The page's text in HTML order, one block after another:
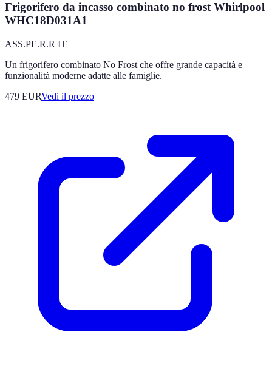
Frigorifero da incasso combinato no frost Whirlpool
WHC18D031A1
ASS.PE.R.R IT
Un frigorifero combinato No Frost che offre grande capacità e
funzionalità moderne adatte alle famiglie.
479 EURVedi il prezzo